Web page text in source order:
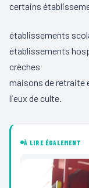
certains
établissements
établissements
crèches
maisons de retraite
lieux de culte.
À LIRE ÉGALEMENT